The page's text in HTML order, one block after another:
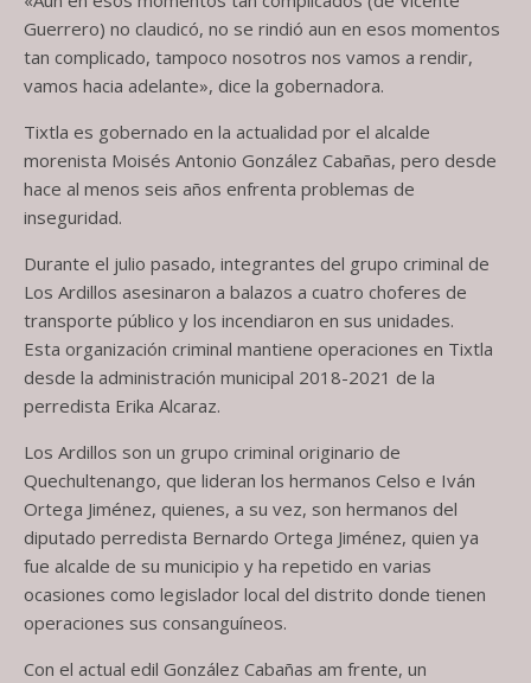
Guerrero) no claudicó, no se rindió aun en esos momentos
tan complicado, tampoco nosotros nos vamos a rendir,
vamos hacia adelante», dice la gobernadora.
Tixtla es gobernado en la actualidad por el alcalde
morenista Moisés Antonio González Cabañas, pero desde
hace al menos seis años enfrenta problemas de
inseguridad.
Durante el julio pasado, integrantes del grupo criminal de
Los Ardillos asesinaron a balazos a cuatro choferes de
transporte público y los incendiaron en sus unidades.
Esta organización criminal mantiene operaciones en Tixtla
desde la administración municipal 2018-2021 de la
perredista Erika Alcaraz.
Los Ardillos son un grupo criminal originario de
Quechultenango, que lideran los hermanos Celso e Iván
Ortega Jiménez, quienes, a su vez, son hermanos del
diputado perredista Bernardo Ortega Jiménez, quien ya
fue alcalde de su municipio y ha repetido en varias
ocasiones como legislador local del distrito donde tienen
operaciones sus consanguíneos.
Con el actual edil González Cabañas am frente, un